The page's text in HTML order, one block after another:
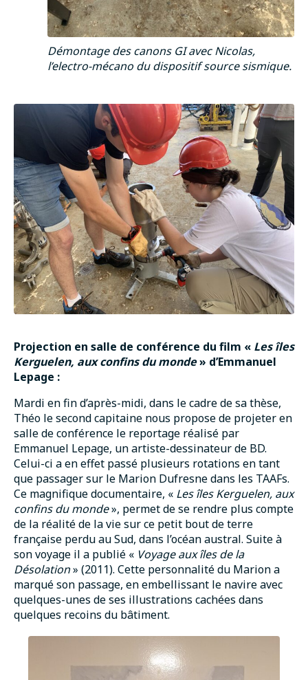
Démontage des canons GI avec Nicolas,
l’electro-mécano du dispositif source sismique.
Projection en salle de conférence du film « Les îles
Kerguelen, aux confins du monde» d’Emmanuel
Lepage :
Mardi en fin d’après-midi, dans le cadre de sa thèse,
Théo le second capitaine nous propose de projeter en
salle de conférence le reportage réalisé par
Emmanuel Lepage, un artiste-dessinateur de BD.
Celui-ci a en effet passé plusieurs rotations en tant
que passager sur le Marion Dufresne dans les TAAFs.
Ce magnifique documentaire, « Les îles Kerguelen, aux
confins du monde», permet de se rendre plus compte
de la réalité de la vie sur ce petit bout de terre
française perdu au Sud, dans l’océan austral. Suite à
son voyage il a publié « Voyage aux îles de la
Désolation» (2011). Cette personnalité du Marion a
marqué son passage, en embellissant le navire avec
quelques-unes de ses illustrations cachées dans
quelques recoins du bâtiment.